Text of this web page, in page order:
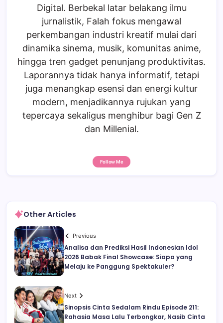
Digital. Berbekal latar belakang ilmu
jurnalistik, Falah fokus mengawal
perkembangan industri kreatif mulai dari
dinamika sinema, musik, komunitas anime,
hingga tren gadget penunjang produktivitas.
Laporannya tidak hanya informatif, tetapi
juga menangkap esensi dan energi kultur
modern, menjadikannya rujukan yang
tepercaya sekaligus menghibur bagi Gen Z
dan Millenial.
Follow Me
Other Articles
Previous
Analisa dan Prediksi Hasil Indonesian Idol
2026 Babak Final Showcase: Siapa yang
Melaju ke Panggung Spektakuler?
Next
Sinopsis Cinta Sedalam Rindu Episode 211:
Rahasia Masa Lalu Terbongkar, Nasib Cinta